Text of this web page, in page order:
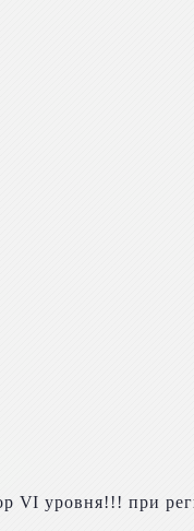
VI уровня!!! при